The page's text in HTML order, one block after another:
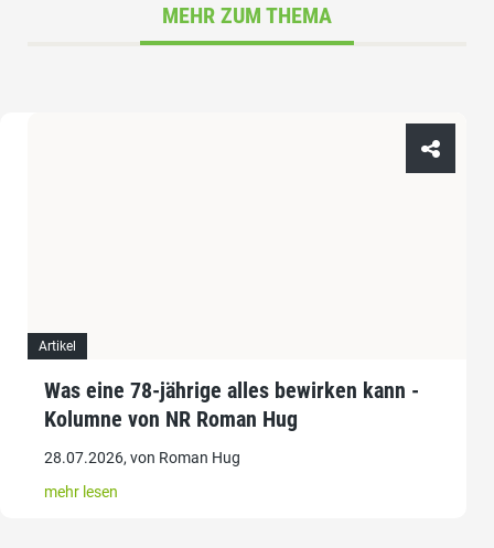
MEHR ZUM THEMA
Artikel
Was eine 78-jährige alles bewirken kann -
Kolumne von NR Roman Hug
28.07.2026, von Roman Hug
mehr lesen